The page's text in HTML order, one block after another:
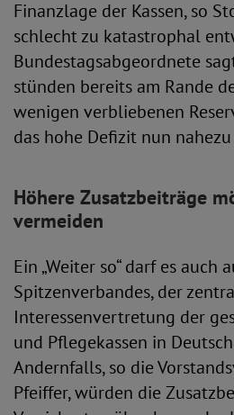
Finanzlage der Kassen, so
schlecht zu katastrophal
Bundestagsabgeordnete
stünden bereits am Rande
wenigen verbliebenen
das hohe Defizit nun
Höhere Zusatzbeiträge
vermeiden
Ein „Weiter so“ darf es auch
Spitzenverbandes, der
Interessenvertretung der
und Pflegekassen in
Andernfalls, so die
Pfeiffer, würden die